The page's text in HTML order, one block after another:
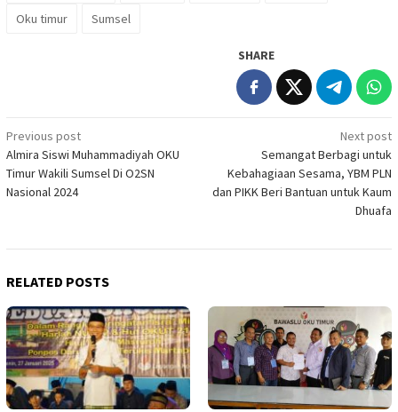
Oku timur
Sumsel
SHARE
Post
navigation
Previous post
Almira Siswi Muhammadiyah OKU
Timur Wakili Sumsel Di O2SN
Nasional 2024
Next post
Semangat Berbagi untuk
Kebahagiaan Sesama, YBM PLN
dan PIKK Beri Bantuan untuk Kaum
Dhuafa
RELATED POSTS